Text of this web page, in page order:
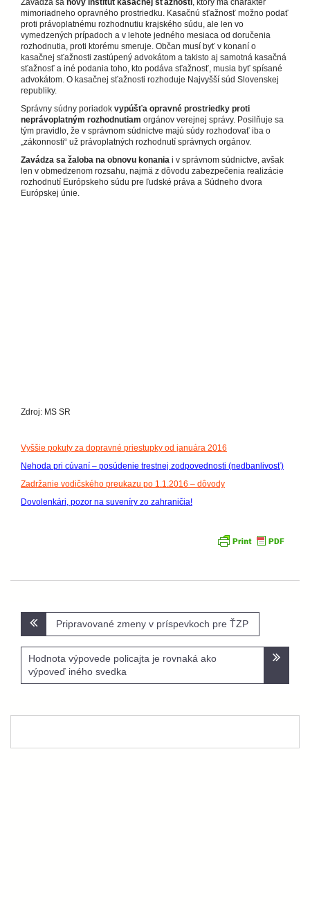
Zavádza sa nový inštitút kasačnej sťažnosti , ktorý má charakter
mimoriadneho opravného prostriedku. Kasačnú sťažnosť možno podať
proti právoplatnému rozhodnutiu krajského súdu, ale len vo
vymedzených prípadoch a v lehote jedného mesiaca od doručenia
rozhodnutia, proti ktorému smeruje. Občan musí byť v konaní o
kasačnej sťažnosti zastúpený advokátom a takisto aj samotná kasačná
sťažnosť a iné podania toho, kto podáva sťažnosť, musia byť spísané
advokátom. O kasačnej sťažnosti rozhoduje Najvyšší súd Slovenskej
republiky.
Správny súdny poriadok vypúšťa opravné prostriedky proti
neprávoplatným rozhodnutiam orgánov verejnej správy. Posilňuje sa
tým pravidlo, že v správnom súdnictve majú súdy rozhodovať iba o
„zákonnosti“ už právoplatných rozhodnutí správnych orgánov.
Zavádza sa žaloba na obnovu konania i v správnom súdnictve, avšak
len v obmedzenom rozsahu, najmä z dôvodu zabezpečenia realizácie
rozhodnutí Európskeho súdu pre ľudské práva a Súdneho dvora
Európskej únie.
Zdroj: MS SR
Vyššie pokuty za dopravné priestupky od januára 2016
Nehoda pri cúvaní – posúdenie trestnej zodpovednosti (nedbanlivosť)
Zadržanie vodičského preukazu po 1.1.2016 – dôvody
Dovolenkári, pozor na suveníry zo zahraničia!
Navigácia
v
článku
Pripravované zmeny v príspevkoch pre ŤZP
Hodnota výpovede policajta je rovnaká ako
výpoveď iného svedka